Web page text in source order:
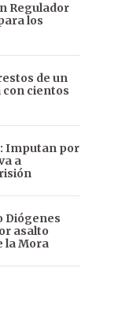
Regulador
los
de un
con cientos
Imputan por
a
Diógenes
asalto
la Mora